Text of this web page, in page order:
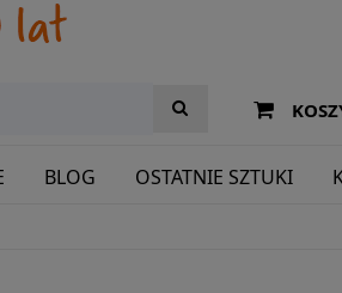
BLOG OSTATNIE SZTUKI